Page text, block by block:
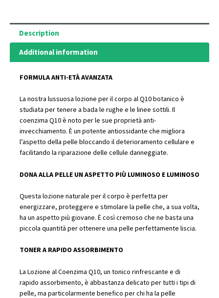
Flacone
quantity
Description
Additional information
FORMULA ANTI-ETÀ AVANZATA
La nostra lussuosa lozione per il corpo al Q10 botanico è
studiata per tenere a bada le rughe e le linee sottili. Il
coenzima Q10 è noto per le sue proprietà anti-
invecchiamento. È un potente antiossidante che migliora
l’aspetto della pelle bloccando il deterioramento cellulare e
facilitando la riparazione delle cellule danneggiate.
DONA ALLA PELLE UN ASPETTO PIÙ LUMINOSO E LUMINOSO
Questa lozione naturale per il corpo è perfetta per
energizzare, proteggere e stimolare la pelle che, a sua volta,
ha un aspetto più giovane. È così cremoso che ne basta una
piccola quantità per ottenere una pelle perfettamente liscia.
TONER A RAPIDO ASSORBIMENTO
La Lozione al Coenzima Q10, un tonico rinfrescante e di
rapido assorbimento, è abbastanza delicato per tutti i tipi di
pelle, ma particolarmente benefico per chi ha la pelle